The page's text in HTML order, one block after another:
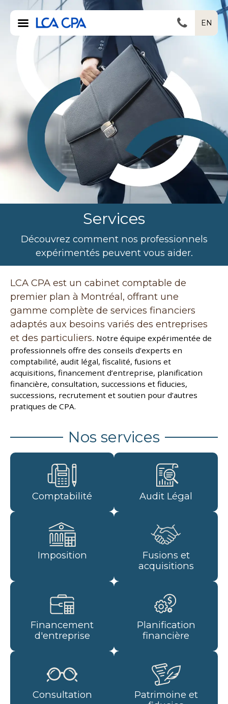
EN
Services
Découvrez comment nos professionnels
expérimentés peuvent vous aider.
LCA CPA est un cabinet comptable de
premier plan à Montréal, offrant une
gamme complète de services financiers
adaptés aux besoins variés des entreprises
et des particuliers. Notre équipe expérimentée de
professionnels offre des conseils d’experts en
comptabilité, audit légal, fiscalité, fusions et
acquisitions, financement d’entreprise, planification
financière, consultation, successions et fiducies,
successions, recrutement et soutien pour d’autres
pratiques de CPA.
Nos services
Comptabilité Audit Légal
Imposition
Fusions et
acquisitions
Financement
d'entreprise
Planification
financière
Consultation
Patrimoine et